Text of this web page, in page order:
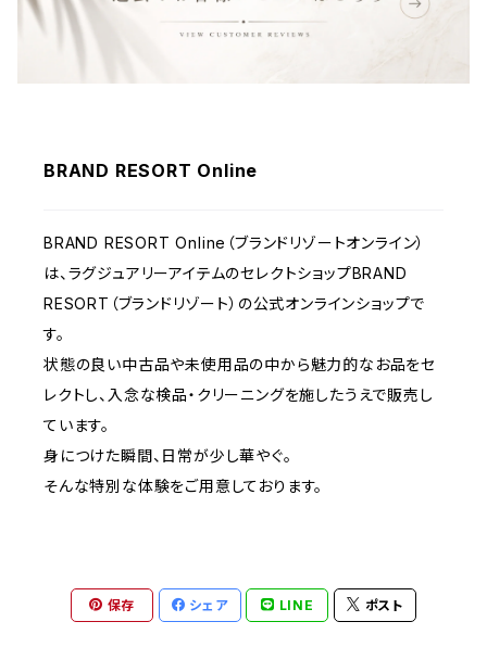
ウェア
BRAND RESORT Online
BRAND RESORT Online（ブランドリゾートオンライン）
は、ラグジュアリーアイテムのセレクトショップBRAND
RESORT（ブランドリゾート）の公式オンラインショップで
す。
状態の良い中古品や未使用品の中から魅力的なお品をセ
レクトし、入念な検品・クリーニングを施したうえで販売し
ています。
身につけた瞬間、日常が少し華やぐ。
そんな特別な体験をご用意しております。
保存 シェア LINE ポスト